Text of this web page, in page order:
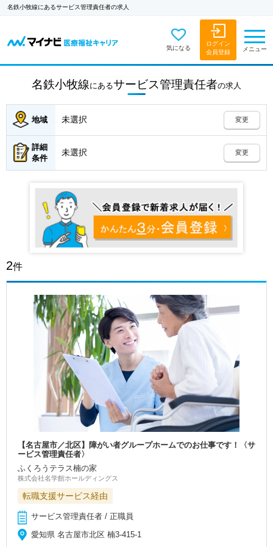
名鉄小牧線にあるサービス管理責任者の求人
気になる
ログイン
会員登録
メニュー
名鉄小牧線 にあるサービス管理責任者の求人
地域 未選択 変更
詳細
条件
未選択 変更
2件
【名古屋市／北区】障がい者グループホームでのお仕事です！〈サ
ービス管理責任者〉
ふくろうテラス楠の家
株式会社名学館ホールディングス
転職支援サービス経由
サービス管理責任者 / 正職員
愛知県 名古屋市北区 楠3-415-1